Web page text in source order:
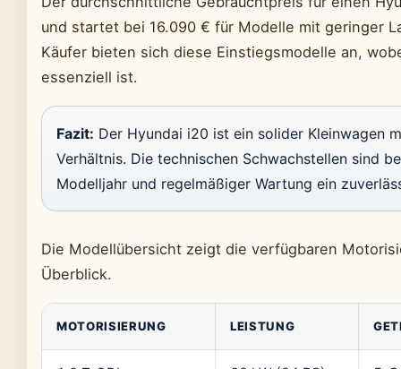
und startet bei 16.090 € für Modelle mit geringer
Käufer bieten sich diese Einstiegsmodelle an,
essenziell ist.
Fazit: Der Hyundai i20 ist ein solider Kleinwagen
Verhältnis. Die technischen Schwachstellen sind
Modelljahr und regelmäßiger Wartung ein
Die Modellübersicht zeigt die verfügbaren
Überblick.
MOTORISIERUNG LEISTUNG